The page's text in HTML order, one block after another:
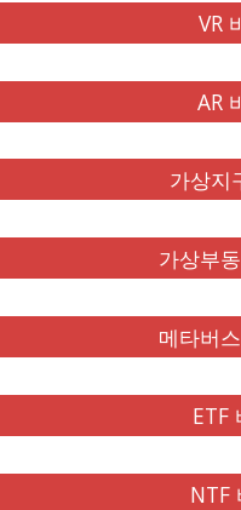
VR
AR
가상지
가상부
메타버
ETF
NTF